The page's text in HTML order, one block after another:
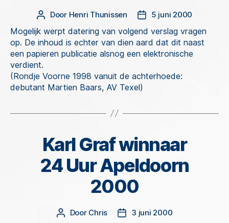
Berichtauteur
Door Henri Thunissen Berichtdatum
5 juni 2000
Mogelijk werpt datering van volgend verslag vragen
op. De inhoud is echter van dien aard dat dit naast
een papieren publicatie alsnog een elektronische
verdient.
(Rondje Voorne 1998 vanuit de achterhoede:
debutant Martien Baars, AV Texel)
Categorieën
Karl Graf winnaar
24 Uur Apeldoorn
2000
Berichtauteur
Door Chris Berichtdatum
3 juni 2000